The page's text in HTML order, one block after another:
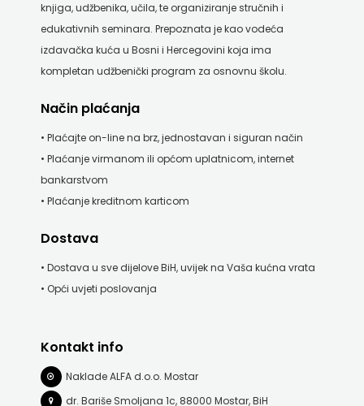
knjiga, udžbenika, učila, te organiziranje stručnih i
edukativnih seminara. Prepoznata je kao vodeća
izdavačka kuća u Bosni i Hercegovini koja ima
kompletan udžbenički program za osnovnu školu.
Način plaćanja
• Plaćajte on-line na brz, jednostavan i siguran način
• Plaćanje virmanom ili općom uplatnicom, internet
bankarstvom
• Plaćanje kreditnom karticom
Dostava
• Dostava u sve dijelove BiH, uvijek na Vaša kućna vrata
• Opći uvjeti poslovanja
Kontakt info
Naklade ALFA d.o.o. Mostar
dr. Bariše Smoljana 1c, 88000 Mostar, BiH